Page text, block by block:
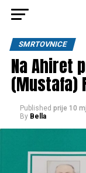
SMRTOVNICE
Na Ahiret
(Mustafa)
Published prije 10
By Bella